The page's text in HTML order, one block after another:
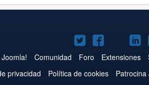
Joomla!
en
Twitter
Joomla!
en
Facebook
en
en
Comunidad Foro Extensiones
privacidad Política de cookies